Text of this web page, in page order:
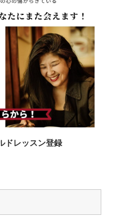
ドレッスン登録